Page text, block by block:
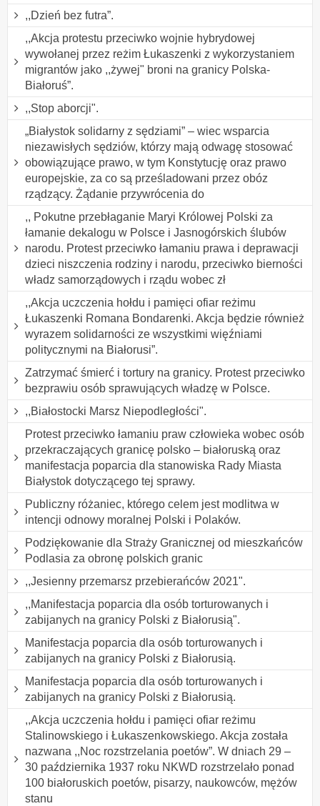
,,Dzień bez futra”.
,,Akcja protestu przeciwko wojnie hybrydowej
wywołanej przez reżim Łukaszenki z wykorzystaniem
migrantów jako ,,żywej" broni na granicy Polska-
Białoruś”.
,,Stop aborcji".
„Białystok solidarny z sędziami” – wiec wsparcia
niezawisłych sędziów, którzy mają odwagę stosować
obowiązujące prawo, w tym Konstytucję oraz prawo
europejskie, za co są prześladowani przez obóz
rządzący. Żądanie przywrócenia do
,, Pokutne przebłaganie Maryi Królowej Polski za
łamanie dekalogu w Polsce i Jasnogórskich ślubów
narodu. Protest przeciwko łamaniu prawa i deprawacji
dzieci niszczenia rodziny i narodu, przeciwko bierności
władz samorządowych i rządu wobec zł
,,Akcja uczczenia hołdu i pamięci ofiar reżimu
Łukaszenki Romana Bondarenki. Akcja będzie również
wyrazem solidarności ze wszystkimi więźniami
politycznymi na Białorusi”.
Zatrzymać śmierć i tortury na granicy. Protest przeciwko
bezprawiu osób sprawujących władzę w Polsce.
,,Białostocki Marsz Niepodległości".
Protest przeciwko łamaniu praw człowieka wobec osób
przekraczających granicę polsko – białoruską oraz
manifestacja poparcia dla stanowiska Rady Miasta
Białystok dotyczącego tej sprawy.
Publiczny różaniec, którego celem jest modlitwa w
intencji odnowy moralnej Polski i Polaków.
Podziękowanie dla Straży Granicznej od mieszkańców
Podlasia za obronę polskich granic
,,Jesienny przemarsz przebierańców 2021".
,,Manifestacja poparcia dla osób torturowanych i
zabijanych na granicy Polski z Białorusią".
Manifestacja poparcia dla osób torturowanych i
zabijanych na granicy Polski z Białorusią.
Manifestacja poparcia dla osób torturowanych i
zabijanych na granicy Polski z Białorusią.
,,Akcja uczczenia hołdu i pamięci ofiar reżimu
Stalinowskiego i Łukaszenkowskiego. Akcja została
nazwana ,,Noc rozstrzelania poetów”. W dniach 29 –
30 października 1937 roku NKWD rozstrzelało ponad
100 białoruskich poetów, pisarzy, naukowców, mężów
stanu